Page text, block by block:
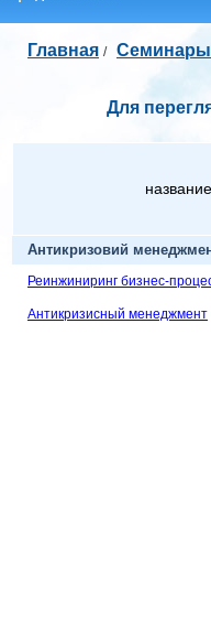
Главная / Семинары
Для
Антикризовий
Реинжиниринг бизнес-
Антикризисный менеджмент